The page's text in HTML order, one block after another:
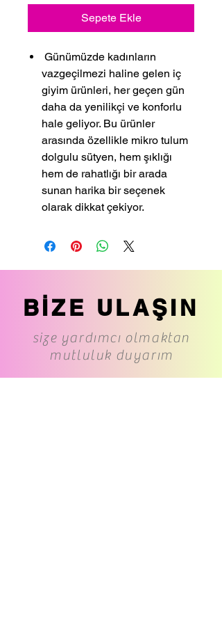
Sepete Ekle
Günümüzde kadınların
vazgeçilmezi haline gelen iç
giyim ürünleri, her geçen gün
daha da yenilikçi ve konforlu
hale geliyor. Bu ürünler
arasında özellikle mikro tulum
dolgulu sütyen, hem şıklığı
hem de rahatlığı bir arada
sunan harika bir seçenek
olarak dikkat çekiyor.
BİZE ULAŞIN
size yardımcı olmaktan
mutluluk duyarım